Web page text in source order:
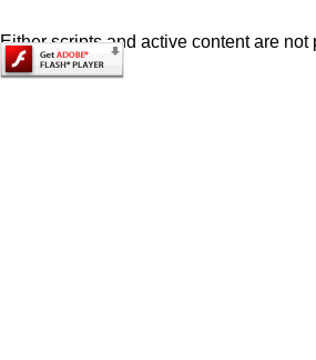
Either scripts and active content are